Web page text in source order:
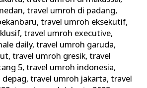
,travel umroh di padang,
,travel umroh eksekutif,
,travel umroh executive,
daily,travel umroh garuda,
,travel umroh gresik,travel
5,travel umroh indonesia,
depag,travel umroh jakarta,travel